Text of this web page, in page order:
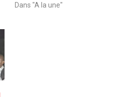
Dans "A la une"